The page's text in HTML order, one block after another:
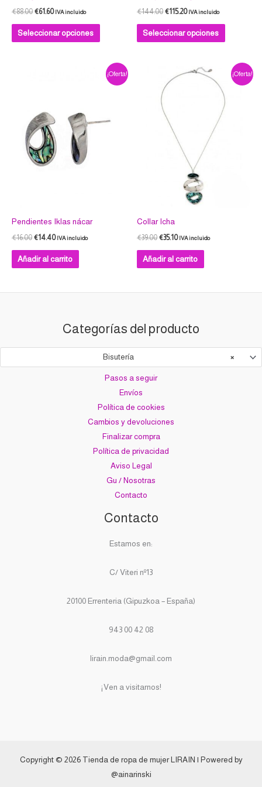
€88.00 €61.60 IVA incluido
Seleccionar opciones
página
€144.00 €115.20 IVA incluido
Seleccionar opciones
página
¡Oferta!
Pendientes Iklas nácar
€16.00 €14.40 IVA incluido
Añadir al carrito
¡Oferta!
Collar Icha
€39.00
precio
original
era:
€39.00.
€35.10
precio
IVA incluido
Añadir al carrito
Categorías del producto
×
Bisutería
Pasos a seguir
Envíos
Política de cookies
Cambios y devoluciones
Finalizar compra
Política de privacidad
Aviso Legal
Gu / Nosotras
Contacto
Contacto
Estamos en:
C/ Viteri nº13
20100 Errenteria (Gipuzkoa – España)
943 00 42 08
lirain.moda@gmail.com
¡Ven a visitarnos!
Copyright © 2026 Tienda de ropa de mujer LIRAIN | Powered by
@ainarinski